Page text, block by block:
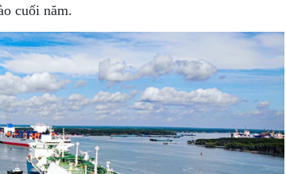
cuối năm.